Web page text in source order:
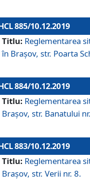
885/10.12.2019
Titlu: Reglementarea
în Brașov, str. Poarta
884/10.12.2019
Titlu: Reglementarea
Brașov, str. Banatului
883/10.12.2019
Titlu: Reglementarea
Brașov, str. Verii nr. 8.